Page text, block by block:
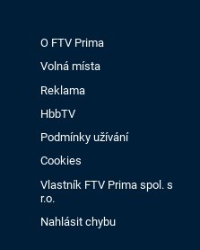
O FTV Prima
Volná místa
Reklama
HbbTV
Podmínky užívání
Cookies
Vlastník FTV Prima spol. s
r.o.
Nahlásit chybu